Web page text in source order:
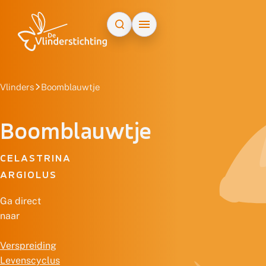
Vlinders Boomblauwtje
Boomblauwtje
CELASTRINA
ARGIOLUS
Ga direct
naar
Verspreiding
Levenscyclus